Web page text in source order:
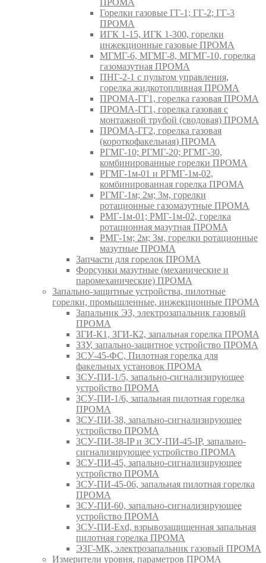
ПРОМА
Горелки газовые ГГ-1; ГГ-2; ГГ-3
ПРОМА
ИГК 1-15, ИГК 1-300, горелки
инжекционные газовые ПРОМА
МГМГ-6, МГМГ-8, МГМГ-10, горелка
газомазутная ПРОМА
ПНГ-2-1 с пультом управления,
горелка жидкотопливная ПРОМА
ПРОМА-ГГ1, горелка газовая ПРОМА
ПРОМА-ГГ1, горелка газовая с
монтажной трубой (сводовая) ПРОМА
ПРОМА-ГГ2, горелка газовая
(короткофакельная) ПРОМА
РГМГ-10; РГМГ-20; РГМГ-30,
комбинированные горелки ПРОМА
РГМГ-1м-01 и РГМГ-1м-02,
комбинированная горелка ПРОМА
РГМГ-1м; 2м; 3м, горелки
ротационные газомазутные ПРОМА
РМГ-1м-01; РМГ-1м-02, горелка
ротационная мазутная ПРОМА
РМГ-1м; 2м; 3м, горелки ротационные
мазутные ПРОМА
Запчасти для горелок ПРОМА
Форсунки мазутные (механические и
паромеханические) ПРОМА
Запально-защитные устройства, пилотные
горелки, промышленные, инжекционные ПРОМА
Запальник ЭЗ, электрозапальник газовый
ПРОМА
ЗГИ-К1, ЗГИ-К2, запальная горелка ПРОМА
ЗЗУ, запально-защитное устройство ПРОМА
ЗСУ-45-ФС, Пилотная горелка для
факельных установок ПРОМА
ЗСУ-ПИ-1/5, запально-сигнализирующее
устройство ПРОМА
ЗСУ-ПИ-1/6, запальная пилотная горелка
ПРОМА
ЗСУ-ПИ-38, запально-сигнализирующее
устройство ПРОМА
ЗСУ-ПИ-38-IP и ЗСУ-ПИ-45-IP, запально-
сигнализирующее устройство ПРОМА
ЗСУ-ПИ-45, запально-сигнализирующее
устройство ПРОМА
ЗСУ-ПИ-45-06, запальная пилотная горелка
ПРОМА
ЗСУ-ПИ-60, запально-сигнализирующее
устройство ПРОМА
ЗСУ-ПИ-Exd, взрывозащищенная запальная
пилотная горелка ПРОМА
ЭЗГ-МК, электрозапальник газовый ПРОМА
Измерители уровня, параметров ПРОМА